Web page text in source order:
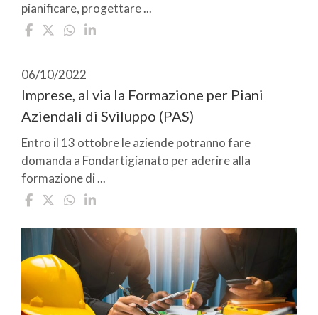
pianificare, progettare ...
06/10/2022
Imprese, al via la Formazione per Piani
Aziendali di Sviluppo (PAS)
Entro il 13 ottobre le aziende potranno fare
domanda a Fondartigianato per aderire alla
formazione di ...